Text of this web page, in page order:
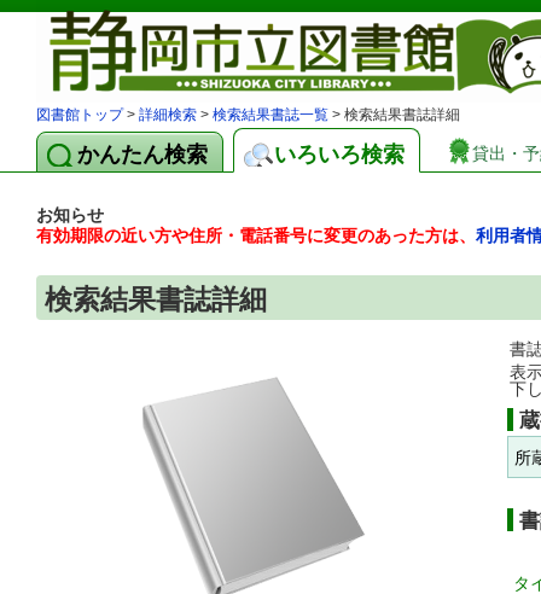
図書館トップ> 詳細検索 > 検索結果書誌一覧 > 検索結果書誌詳細
かんたん検索 いろいろ検索 貸出・
お知らせ
有効期限の近い方や住所・電話番号に変更のあった方は、 利用者
検索結果書誌詳細
書
表
下
所
タ